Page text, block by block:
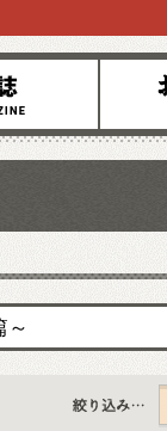
お知らせ